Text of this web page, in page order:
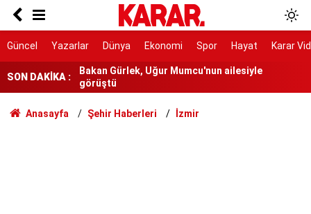
Güncel Yazarlar Dünya Ekonomi Spor Hayat Karar
SON DAKİKA :
Dava dışı 6 kişi için de sorumluluk tespiti
görüştü
Antalya’da sayıları Türkleri geçti!
Ünlü isimlerin milyonluk bağışları ortaya çıktı
Anasayfa Şehir Haberleri İzmir